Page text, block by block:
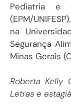
Pediatria e
(EPM/
na
Segurança
Minas Gerais
Roberta Kelly
Letras e